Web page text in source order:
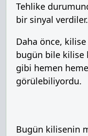
Tehlike
bir sinyal verdiler.
Daha önce,
bugün bile kilise
gibi hemen
görülebiliyordu.
Bugün kilisenin